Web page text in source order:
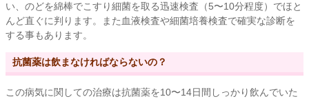
い、のどを綿棒でこすり細菌を取る迅速検査（5〜10分程度）でほと
んど直ぐに判ります。また血液検査や細菌培養検査で確実な診断を
する事もあります。
抗菌薬は飲まなければならないの？
この病気に関しての治療は抗菌薬を10〜14日間しっかり飲んでいた